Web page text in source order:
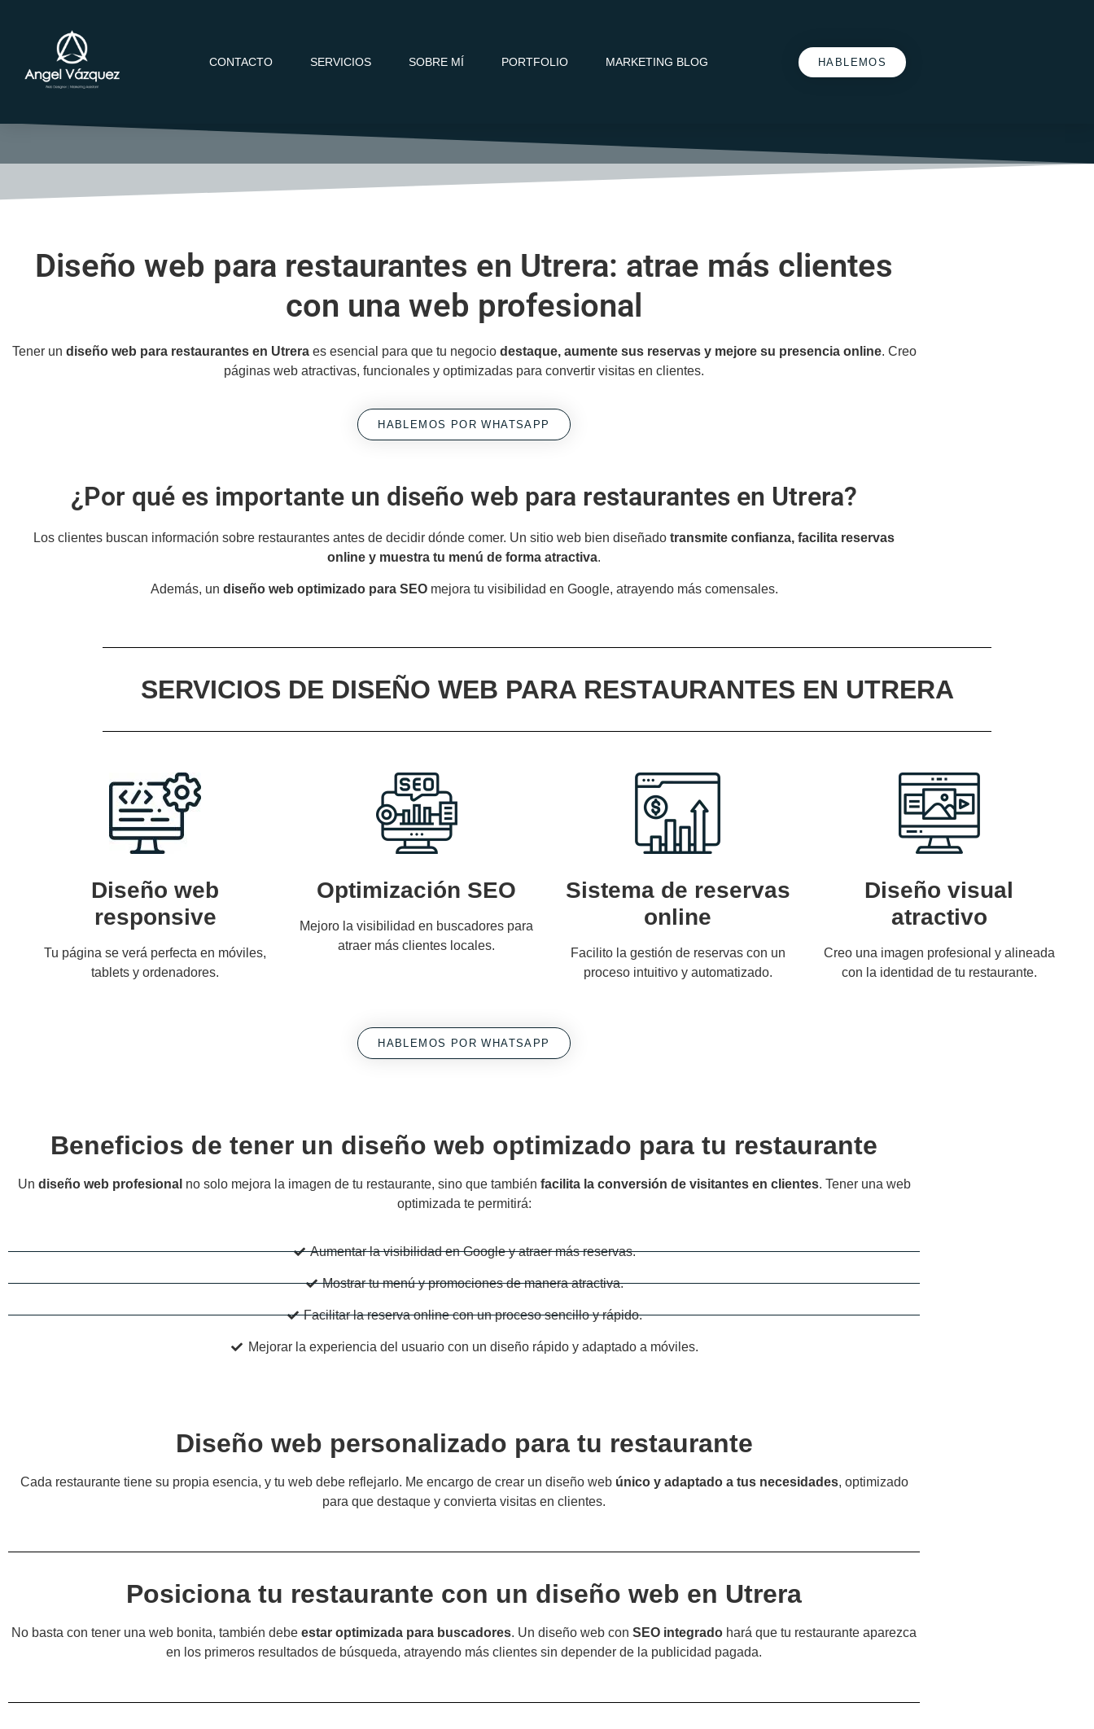
CONTACTO SERVICIOS SOBRE MÍ PORTFOLIO MARKETING BLOG HABLEMOS
Diseño web para restaurantes en Utrera: atrae más clientes
con una web profesional
Tener un diseño web para restaurantes en Utreraes esencial para que tu negociodestaque, aumente sus reservas y mejore su presencia online. Creo
páginas web atractivas, funcionales y optimizadas para convertir visitas en clientes.
HABLEMOS POR WHATSAPP
¿Por qué es importante un diseño web para restaurantes en Utrera?
Los clientes buscan información sobre restaurantes antes de decidir dónde comer. Un sitio web bien diseñado transmite confianza, facilita reservas
online y muestra tu menú de forma atractiva.
Además, un diseño web optimizado para SEOmejora tu visibilidad en Google, atrayendo más comensales.
SERVICIOS DE DISEÑO WEB PARA RESTAURANTES EN UTRERA
Diseño web
responsive
Tu página se verá perfecta en móviles,
tablets y ordenadores.
Optimización SEO
Mejoro la visibilidad en buscadores para
atraer más clientes locales.
Sistema de reservas
online
Facilito la gestión de reservas con un
proceso intuitivo y automatizado.
Diseño visual
atractivo
Creo una imagen profesional y alineada
con la identidad de tu restaurante.
HABLEMOS POR WHATSAPP
Beneficios de tener un diseño web optimizado para tu restaurante
Un diseño web profesional no solo mejora la imagen de tu restaurante, sino que también facilita la conversión de visitantes en clientes. Tener una web
optimizada te permitirá:
Aumentar la visibilidad en Google y atraer más reservas.
Mostrar tu menú y promociones de manera atractiva.
Facilitar la reserva online con un proceso sencillo y rápido.
Mejorar la experiencia del usuario con un diseño rápido y adaptado a móviles.
Diseño web personalizado para tu restaurante
Cada restaurante tiene su propia esencia, y tu web debe reflejarlo. Me encargo de crear un diseño web único y adaptado a tus necesidades, optimizado
para que destaque y convierta visitas en clientes.
Posiciona tu restaurante con un diseño web en Utrera
No basta con tener una web bonita, también debe estar optimizada para buscadores. Un diseño web con SEO integrado hará que tu restaurante aparezca
en los primeros resultados de búsqueda, atrayendo más clientes sin depender de la publicidad pagada.